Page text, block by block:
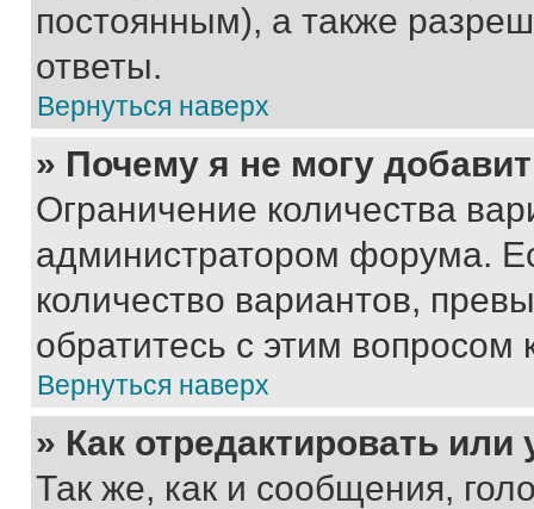
постоянным), а также
ответы.
Вернуться наверх
» Почему я не могу
Ограничение количества
администратором форума.
количество вариантов,
обратитесь с этим вопросом
Вернуться наверх
» Как отредактировать
Так же, как и сообщения,